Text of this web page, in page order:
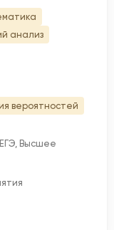
анализ
вероятностей
Высшее